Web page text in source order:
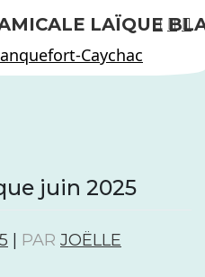
Caychac
juin 2025
PAR JOËLLE